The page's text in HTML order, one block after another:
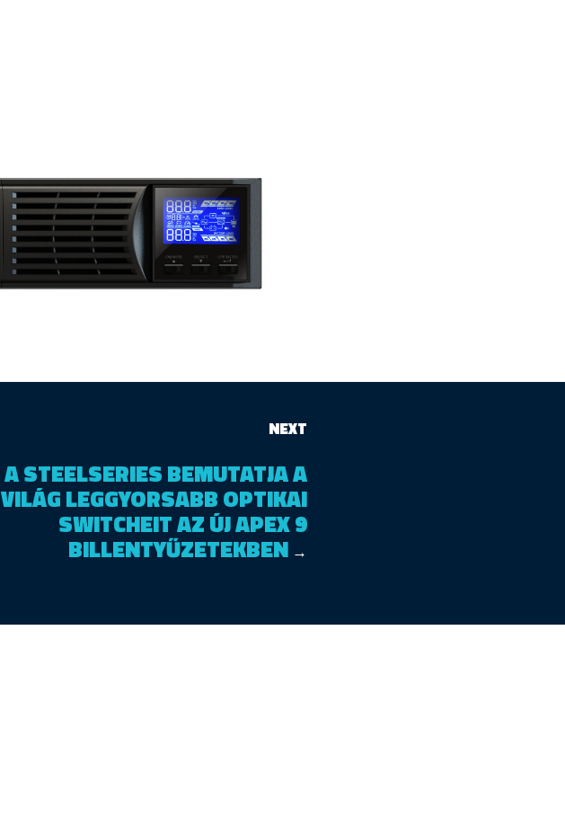
NEXT
A STEELSERIES BEMUTATJA A
VILÁG LEGGYORSABB OPTIKAI
SWITCHEIT AZ ÚJ APEX 9
BILLENTYŰZETEKBEN →